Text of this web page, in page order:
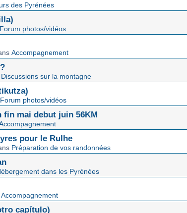
des Pyrénées
Forum photos/vidéos
Accompagnement
Discussions sur la montagne
Forum photos/vidéos
fin mai debut juin 56KM
pour le Rulhe
Préparation de vos randonnées
dans les Pyrénées
Accompagnement
capítulo)